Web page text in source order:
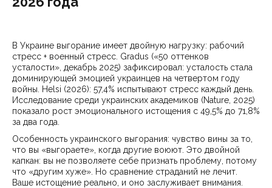
В Украине выгорание имеет двойную нагрузку: рабочий
стресс + военный стресс. Gradus («50 оттенков
усталости», декабрь 2025) зафиксировал: усталость стала
доминирующей эмоцией украинцев на четвертом году
войны. Helsi (2026): 57,4% испытывают стресс каждый день.
Исследование среди украинских академиков (Nature, 2025)
показало рост эмоционального истощения с 49,5% до 71,8%
за два года.
Особенность украинского выгорания: чувство вины за то,
что вы «выгораете», когда другие воюют. Это двойной
капкан: вы не позволяете себе признать проблему, потому
что «другим хуже». Но сравнение страданий не лечит.
Ваше истощение реально, и оно заслуживает внимания.